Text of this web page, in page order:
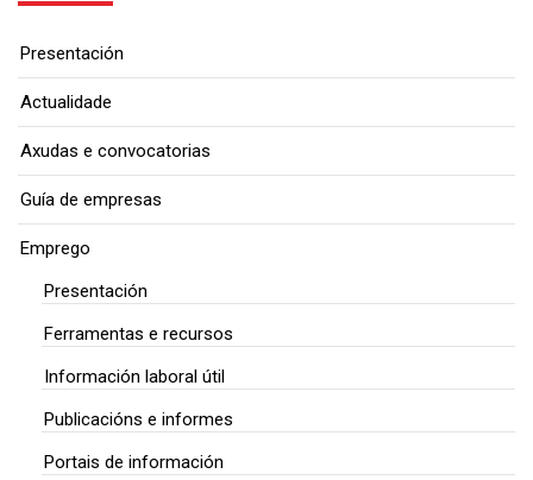
Presentación
Actualidade
Axudas e convocatorias
Guía de empresas
Emprego
Presentación
Ferramentas e recursos
Información laboral útil
Publicacións e informes
Portais de información